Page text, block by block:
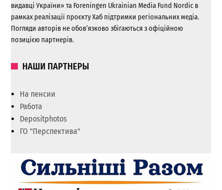
видавці України» та Foreningen Ukrainian Media Fund Nordic в
рамках реалізації проєкту Хаб підтримки регіональних медіа.
Погляди авторів не обов’язково збігаються з офіційною
позицією партнерів.
НАШИ ПАРТНЕРЫ
На пенсии
Работа
Depositphotos
ГО "Перспектива"